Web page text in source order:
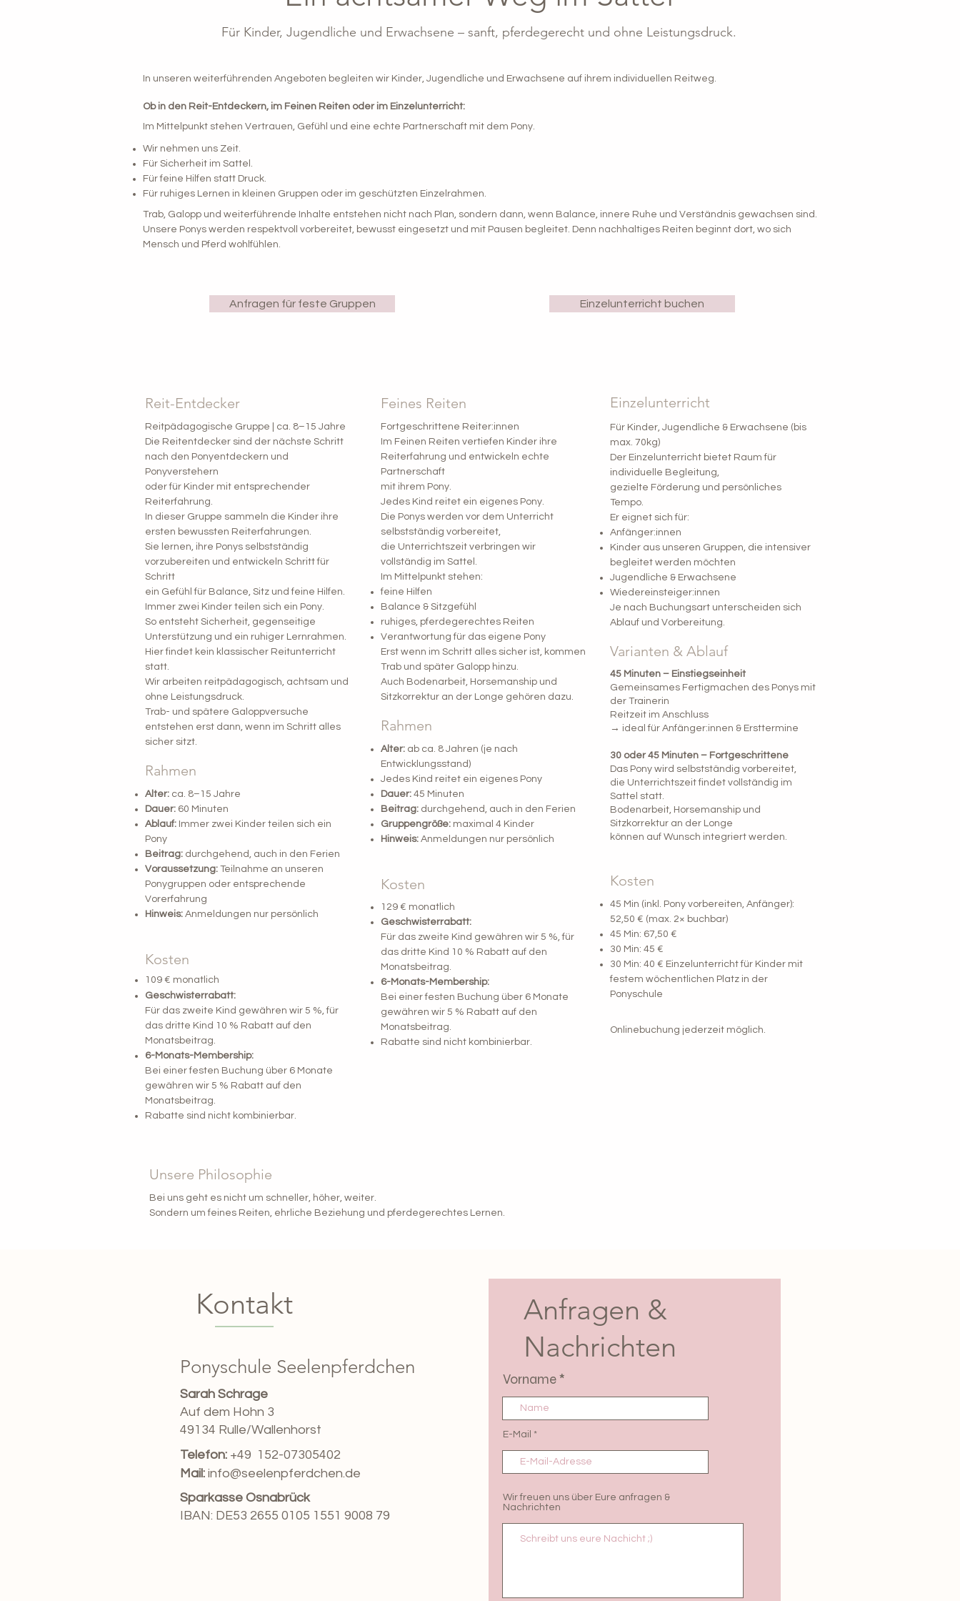
Für Kinder, Jugendliche und Erwachsene – sanft, pferdegerecht und ohne Leistungsdruck.
In unseren weiterführenden Angeboten begleiten wir Kinder, Jugendliche und Erwachsene auf ihrem individuellen Reitweg.
Ob in den Reit-Entdeckern, im Feinen Reiten oder im Einzelunterricht:
Im Mittelpunkt stehen Vertrauen, Gefühl und eine echte Partnerschaft mit dem Pony.
Wir nehmen uns Zeit.
Für Sicherheit im Sattel.
Für feine Hilfen statt Druck.
Für ruhiges Lernen in kleinen Gruppen oder im geschützten Einzelrahmen.
Trab, Galopp und weiterführende Inhalte entstehen nicht nach Plan, sondern dann, wenn Balance, innere Ruhe und Verständnis gewachsen sind.
Unsere Ponys werden respektvoll vorbereitet, bewusst eingesetzt und mit Pausen begleitet. Denn nachhaltiges Reiten beginnt dort, wo sich
Mensch und Pferd wohlfühlen.
Anfragen für feste Gruppen Einzelunterricht buchen
Reit-Entdecker
Reitpädagogische Gruppe | ca. 8–15 Jahre
Die Reitentdecker sind der nächste Schritt
nach den Ponyentdeckern und
Ponyverstehern
oder für Kinder mit entsprechender
Reiterfahrung.
In dieser Gruppe sammeln die Kinder ihre
ersten bewussten Reiterfahrungen.
Sie lernen, ihre Ponys selbstständig
vorzubereiten und entwickeln Schritt für
Schritt
ein Gefühl für Balance, Sitz und feine Hilfen.
Immer zwei Kinder teilen sich ein Pony.
So entsteht Sicherheit, gegenseitige
Unterstützung und ein ruhiger Lernrahmen.
Hier findet kein klassischer Reitunterricht
statt.
Wir arbeiten reitpädagogisch, achtsam und
ohne Leistungsdruck.
Trab- und spätere Galoppversuche
entstehen erst dann, wenn im Schritt alles
sicher sitzt.
Rahmen
Alter: ca. 8–15 Jahre
Dauer: 60 Minuten
Ablauf: Immer zwei Kinder teilen sich ein
Pony
Beitrag: durchgehend, auch in den Ferien
Voraussetzung: Teilnahme an unseren
Ponygruppen oder entsprechende
Vorerfahrung
Hinweis: Anmeldungen nur persönlich
Kosten
109 € monatlich
Geschwisterrabatt:
Für das zweite Kind gewähren wir 5 %, für
das dritte Kind 10 % Rabatt auf den
Monatsbeitrag.
6-Monats-Membership:
Bei einer festen Buchung über 6 Monate
gewähren wir 5 % Rabatt auf den
Monatsbeitrag.
Rabatte sind nicht kombinierbar.
Feines Reiten
Fortgeschrittene Reiter:innen
Im Feinen Reiten vertiefen Kinder ihre
Reiterfahrung und entwickeln echte
Partnerschaft
mit ihrem Pony.
Jedes Kind reitet ein eigenes Pony.
Die Ponys werden vor dem Unterricht
selbstständig vorbereitet,
die Unterrichtszeit verbringen wir
vollständig im Sattel.
Im Mittelpunkt stehen:
feine Hilfen
Balance & Sitzgefühl
ruhiges, pferdegerechtes Reiten
Verantwortung für das eigene Pony
Erst wenn im Schritt alles sicher ist, kommen
Trab und später Galopp hinzu.
Auch Bodenarbeit, Horsemanship und
Sitzkorrektur an der Longe gehören dazu.
Rahmen
Alter: ab ca. 8 Jahren (je nach
Entwicklungsstand)
Jedes Kind reitet ein eigenes Pony
Dauer: 45 Minuten
Beitrag: durchgehend, auch in den Ferien
Gruppengröße: maximal 4 Kinder
Hinweis: Anmeldungen nur persönlich
Kosten
129 € monatlich
Geschwisterrabatt:
Für das zweite Kind gewähren wir 5 %, für
das dritte Kind 10 % Rabatt auf den
Monatsbeitrag.
6-Monats-Membership:
Bei einer festen Buchung über 6 Monate
gewähren wir 5 % Rabatt auf den
Monatsbeitrag.
Rabatte sind nicht kombinierbar.
Einzelunterricht
Für Kinder, Jugendliche & Erwachsene (bis
max. 70kg)
Der Einzelunterricht bietet Raum für
individuelle Begleitung,
gezielte Förderung und persönliches
Tempo.
Er eignet sich für:
Anfänger:innen
Kinder aus unseren Gruppen, die intensiver
begleitet werden möchten
Jugendliche & Erwachsene
Wiedereinsteiger:innen
Je nach Buchungsart unterscheiden sich
Ablauf und Vorbereitung.
Varianten & Ablauf
45 Minuten – Einstiegseinheit
Gemeinsames Fertigmachen des Ponys mit
der Trainerin
Reitzeit im Anschluss
→ ideal für Anfänger:innen & Ersttermine
30 oder 45 Minuten – Fortgeschrittene
Das Pony wird selbstständig vorbereitet,
die Unterrichtszeit findet vollständig im
Sattel statt.
Bodenarbeit, Horsemanship und
Sitzkorrektur an der Longe
können auf Wunsch integriert werden.
Kosten
45 Min (inkl. Pony vorbereiten, Anfänger):
52,50 € (max. 2× buchbar)
45 Min: 67,50 €
30 Min: 45 €
30 Min: 40 € Einzelunterricht für Kinder mit
festem wöchentlichen Platz in der
Ponyschule
Onlinebuchung jederzeit möglich.
Unsere Philosophie
Bei uns geht es nicht um schneller, höher, weiter.
Sondern um feines Reiten, ehrliche Beziehung und pferdegerechtes Lernen.
Kontakt
Ponyschule Seelenpferdchen
Sarah Schrage
Auf dem Hohn 3
49134 Rulle/Wallenhorst
Telefon: +49 152-07305402
Mail: info@seelenpferdchen.de
Sparkasse Osnabrück
IBAN: DE53 2655 0105 1551 9008 79
Anfragen &
Nachrichten
Vorname
E-Mail
Wir freuen uns über Eure anfragen &
Nachrichten